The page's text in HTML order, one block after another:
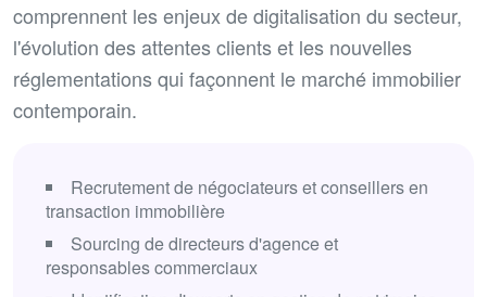
comprennent les enjeux de digitalisation du secteur,
l'évolution des attentes clients et les nouvelles
réglementations qui façonnent le marché immobilier
contemporain.
Recrutement de négociateurs et conseillers en
transaction immobilière
Sourcing de directeurs d'agence et
responsables commerciaux